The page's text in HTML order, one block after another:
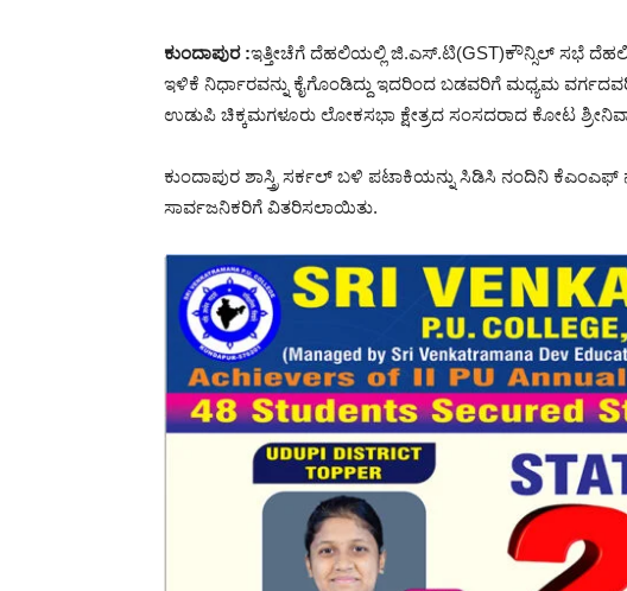
ಕುಂದಾಪುರ :ಇತ್ತೀಚೆಗೆ ದೆಹಲಿಯಲ್ಲಿ ಜಿ.ಎಸ್.ಟಿ(GST)ಕೌನ್ಸಿಲ್ ಸಭೆ
ಇಳಿಕೆ ನಿರ್ಧಾರವನ್ನು ಕೈಗೊಂಡಿದ್ದು ಇದರಿಂದ ಬಡವರಿಗೆ ಮಧ್ಯಮ
ಉಡುಪಿ ಚಿಕ್ಕಮಗಳೂರು ಲೋಕಸಭಾ ಕ್ಷೇತ್ರದ ಸಂಸದರಾದ ಕೋಟ
ಕುಂದಾಪುರ ಶಾಸ್ತ್ರಿ ಸರ್ಕಲ್ ಬಳಿ ಪಟಾಕಿಯನ್ನು ಸಿಡಿಸಿ ನಂದಿನಿ
ಸಾರ್ವಜನಿಕರಿಗೆ ವಿತರಿಸಲಾಯಿತು.